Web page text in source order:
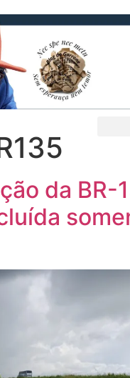
da BR-